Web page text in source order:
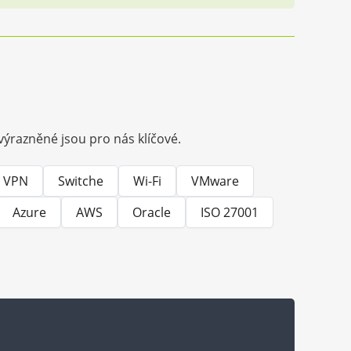
jsou pro nás klíčové.
VPN Switche Wi-Fi
VMware
Azure
AWS Oracle ISO 27001